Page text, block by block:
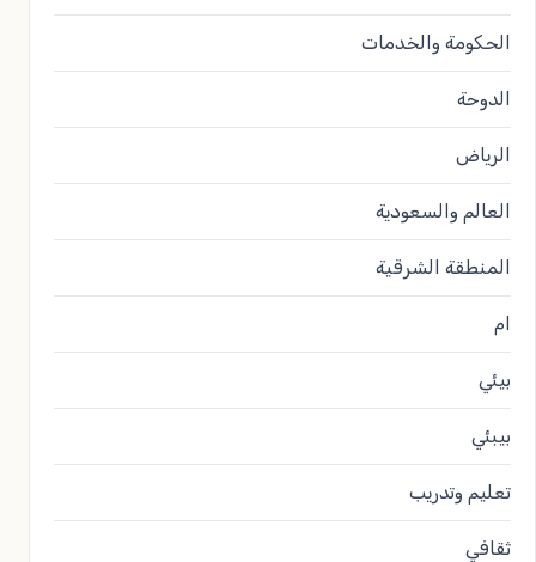
الحكومة والخدمات
الدوحة
الرياض
العالم والسعودية
المنطقة الشرقية
ام
بيئي
بيبئي
تعليم وتدريب
ثقافي